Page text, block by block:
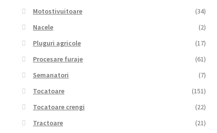
Motostivuitoare
(34)
Nacele
(2)
Pluguri agricole
(17)
Procesare furaje
(61)
Semanatori
(7)
Tocatoare
(151)
Tocatoare crengi
(22)
Tractoare
(21)